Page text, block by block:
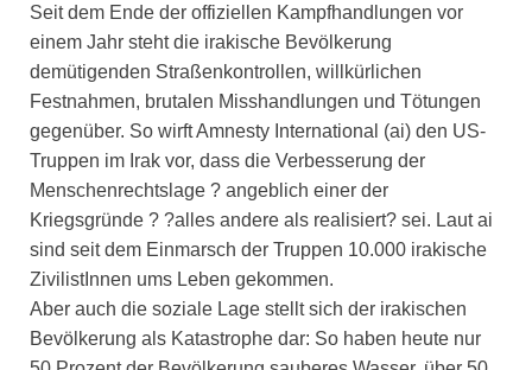
Seit dem Ende der offiziellen Kampfhandlungen vor
einem Jahr steht die irakische Bevölkerung
demütigenden Straßenkontrollen, willkürlichen
Festnahmen, brutalen Misshandlungen und Tötungen
gegenüber. So wirft Amnesty International (ai) den US-
Truppen im Irak vor, dass die Verbesserung der
Menschenrechtslage ? angeblich einer der
Kriegsgründe ? ?alles andere als realisiert? sei. Laut ai
sind seit dem Einmarsch der Truppen 10.000 irakische
ZivilistInnen ums Leben gekommen.
Aber auch die soziale Lage stellt sich der irakischen
Bevölkerung als Katastrophe dar: So haben heute nur